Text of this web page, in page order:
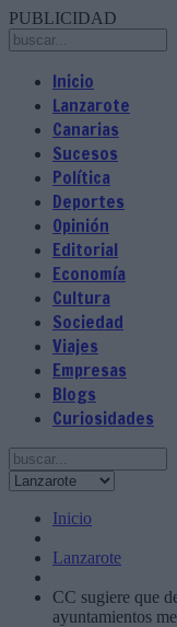
PUBLICIDAD
Inicio
Lanzarote
Canarias
Sucesos
Política
Deportes
Opinión
Editorial
Economía
Cultura
Sociedad
Viajes
Empresas
Blogs
Curiosidades
Inicio
Lanzarote
CC sugiere que
ayuntamientos